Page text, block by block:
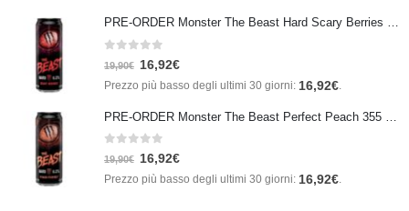
PRE-ORDER Monster The Beast Hard Scary Berries 355 ml IN ARRIVO ENTRO IL 21 SETTEMBRE
Su 5
19,90€ 16,92€
Prezzo più basso degli ultimi 30 giorni: 16,92€.
Su 5
19,90€ 16,92€
Prezzo più basso degli ultimi 30 giorni: 16,92€.